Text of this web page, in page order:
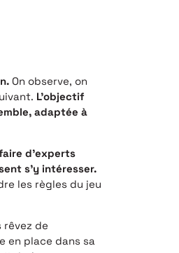
On observe, on
L’objectif
adaptée à
d’experts
s’y intéresser.
les règles du jeu
rêvez de
en place dans sa